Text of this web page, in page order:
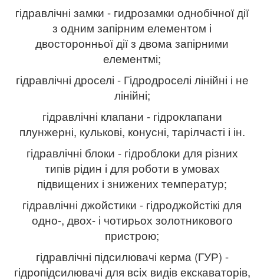
гідравлічні замки - гидрозамки однобічної дії
з одним запірним елементом і
двосторонньої дії з двома запірними
елементмі;
гідравлічні дроселі - Гідродроселі лінійні і не
лінійні;
гідравлічні клапани - гідроклапани
плунжерні, кулькові, конусні, тарілчасті і ін.
гідравлічні блоки - гідроблоки для різних
типів рідин і для роботи в умовах
підвищених і знижених температур;
гідравлічні джойстики - гідроджойстікі для
одно-, двох- і чотирьох золотникового
пристрою;
гідравлічні підсилювачі керма (ГУР) -
гідропідсилювачі для всіх видів екскаваторів,